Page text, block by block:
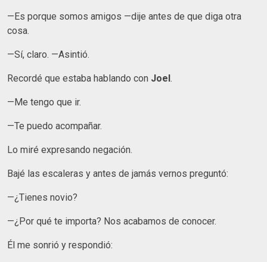
—Es porque somos amigos —dije antes de que diga otra
cosa.
—Sí, claro. —Asintió.
Recordé que estaba hablando con Joel.
—Me tengo que ir.
—Te puedo acompañar.
Lo miré expresando negación.
Bajé las escaleras y antes de jamás vernos preguntó:
—¿Tienes novio?
—¿Por qué te importa? Nos acabamos de conocer.
Él me sonrió y respondió: